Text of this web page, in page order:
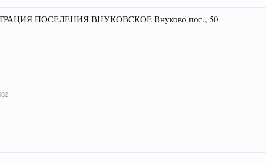
ПОСЕЛЕНИЯ ВНУКОВСКОЕ Внуково пос., 50